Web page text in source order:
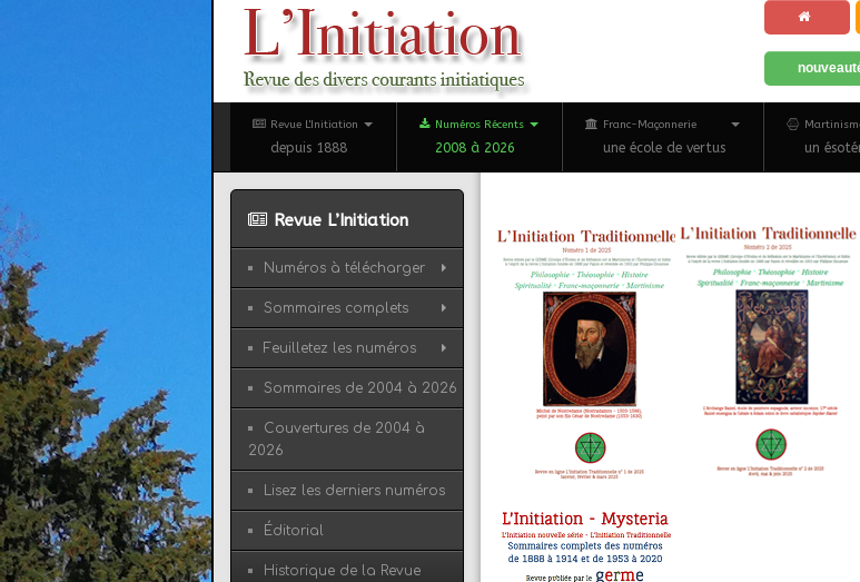
Revue L'Initiation
depuis 1888
Numéros Récents
2008 à 2026
Franc-Maçonnerie
une école de vertus un
Revue L’Initiation
Numéros à télécharger
Sommaires complets
Feuilletez les numéros
Sommaires de 2004 à 2026
Couvertures de 2004 à
2026
Lisez les derniers numéros
Éditorial
Historique de la Revue